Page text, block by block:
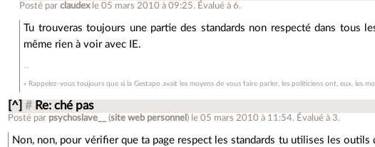
Posté parclaudex le 05 mars 2010 à 09:25. Évalué à6.
Tu trouveras toujours une partie des standards non respecté dans tous
même rien à voir avec IE.
« Rappelez-vous toujours que si la Gestapo avait les moyens de vous faire parler, les politiciens ont, eux, les
[^] # Re: ché pas
Posté par psychoslave__ (site web personnel ) le 05 mars 2010 à 11:54. Évalué à 3.
Non, non, pour vérifier que ta page respect les standards tu utilises les outils